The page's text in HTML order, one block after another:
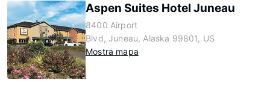
Aspen Suites Hotel Juneau
8400 Airport
Blvd, Juneau, Alaska 99801, US
Mostra mapa